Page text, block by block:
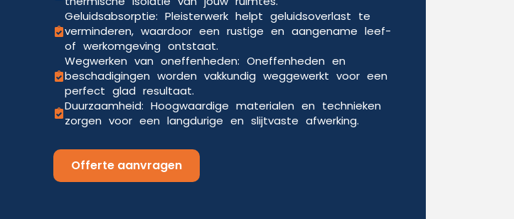
Geluidsabsorptie: Pleisterwerk helpt geluidsoverlast te
verminderen, waardoor een rustige en aangename leef-
of werkomgeving ontstaat.
Wegwerken van oneffenheden: Oneffenheden en
beschadigingen worden vakkundig weggewerkt voor een
perfect glad resultaat.
Duurzaamheid: Hoogwaardige materialen en technieken
zorgen voor een langdurige en slijtvaste afwerking.
Offerte aanvragen